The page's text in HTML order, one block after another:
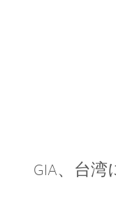
GIA、台